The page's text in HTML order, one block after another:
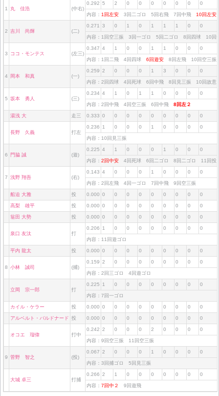
1 丸 佳浩 (中右)
0.292 5 2 0 0 0 0 0 0 0
内容： 1回左安 3回二ゴロ 5回右飛 7回中飛 10回左
2 吉川 尚輝 (二)
0.271 3 0 1 0 1 1 1 0 0
内容：1回空三振 3回一ゴロ 5回二ゴロ 8回四球 10
3 ココ・モンテス (左三)
0.347 4 1 0 0 1 1 0 0 0
内容：1回二飛 4回四球 6回遊安 8回左飛 10回空三
4 岡本 和真 (一)
0.259 2 0 0 0 1 3 0 0 0
内容：2回四球 4回死球 6回中飛 8回見三振 10回故
5 坂本 勇人 (三)
0.234 4 1 0 1 1 0 0 0 0
内容：2回中飛 4回空三振 6回中飛 8回左２
湯浅 大 走三 0.333 0 0 0 0 0 0 0 0 0
長野 久義 打左
0.236 1 0 0 0 1 0 0 0 0
内容：10回見三振
6 門脇 誠 (遊)
0.225 4 1 0 0 0 1 0 0 0
内容： 2回中安 4回死球 6回二ゴロ 8回二ゴロ 11回
7 浅野 翔吾 (右)
0.143 4 0 0 0 1 0 0 0 0
内容：2回左飛 4回一ゴロ 7回中飛 9回空三振
船迫 大雅 投 0.000 0 0 0 0 0 0 0 0 0
高梨 雄平 投 0.000 0 0 0 0 0 0 0 0 0
翁田 大勢 投 0.000 0 0 0 0 0 0 0 0 0
泉口 友汰 打
0.206 1 0 0 0 0 0 0 0 0
内容：11回遊ゴロ
平内 龍太 投 0.000 0 0 0 0 0 0 0 0 0
8 小林 誠司 (捕)
0.159 2 0 0 0 0 0 0 0 0
内容：2回三ゴロ 4回遊ゴロ
立岡 宗一郎 打
0.225 1 0 0 0 0 0 0 0 0
内容：7回一ゴロ
カイル・ケラー 投 0.000 0 0 0 0 0 0 0 0 0
アルベルト・バルドナード 投 0.000 0 0 0 0 0 0 0 0 0
オコエ 瑠偉 打中
0.242 2 0 0 0 2 0 0 0 0
内容：9回空三振 11回空三振
9 菅野 智之 (投)
0.067 2 0 0 0 1 0 0 0 0
内容：3回捕ゴロ 5回見三振
大城 卓三 打捕
0.266 2 1 0 0 0 0 0 0 0
内容： 7回中２ 9回遊飛